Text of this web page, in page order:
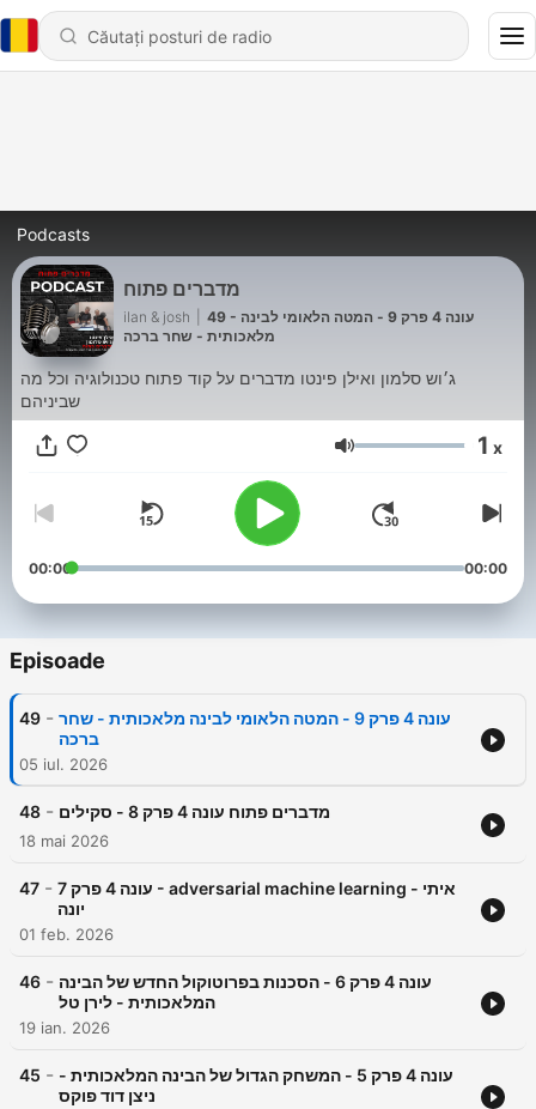
Podcasts
מדברים פתוח
ilan & josh
49 - עונה 4 פרק 9 - המטה הלאומי לבינה
מלאכותית - שחר ברכה
ג׳וש סלמון ואילן פינטו מדברים על קוד פתוח טכנולוגיה וכל מה
שביניהם
Volum 1 x
00:00 00:00
Episoade
49 - עונה 4 פרק 9 - המטה הלאומי לבינה מלאכותית - שחר
ברכה
05 iul. 2026
48 - מדברים פתוח עונה 4 פרק 8 - סקילים
18 mai 2026
47 - עונה 4 פרק 7 - adversarial machine learning - איתי
יונה
01 feb. 2026
46 - עונה 4 פרק 6 - הסכנות בפרוטוקול החדש של הבינה
המלאכותית - לירן טל
19 ian. 2026
45 - עונה 4 פרק 5 - המשחק הגדול של הבינה המלאכותית -
ניצן דוד פוקס